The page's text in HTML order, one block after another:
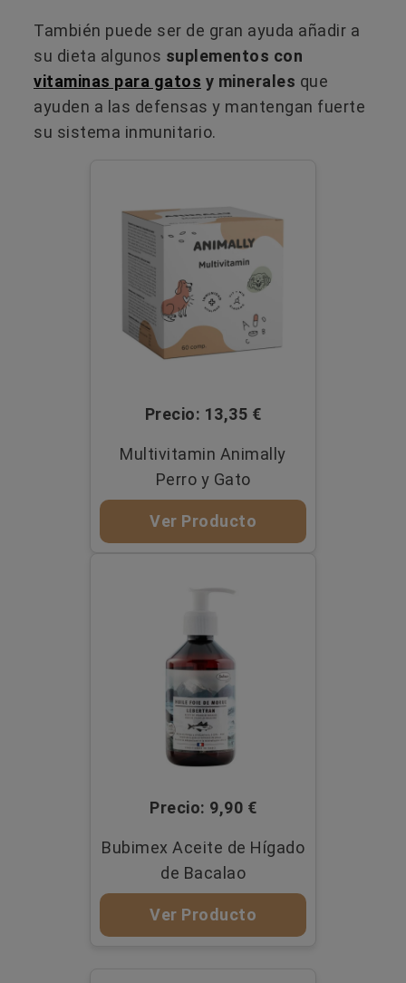
También puede ser de gran ayuda añadir a
su dieta algunos suplementos con
vitaminas para gatos y minerales que
ayuden a las defensas y mantengan fuerte
su sistema inmunitario.
Precio: 13,35 €
Multivitamin Animally
Perro y Gato
Ver Producto
Precio: 9,90 €
Bubimex Aceite de Hígado
de Bacalao
Ver Producto